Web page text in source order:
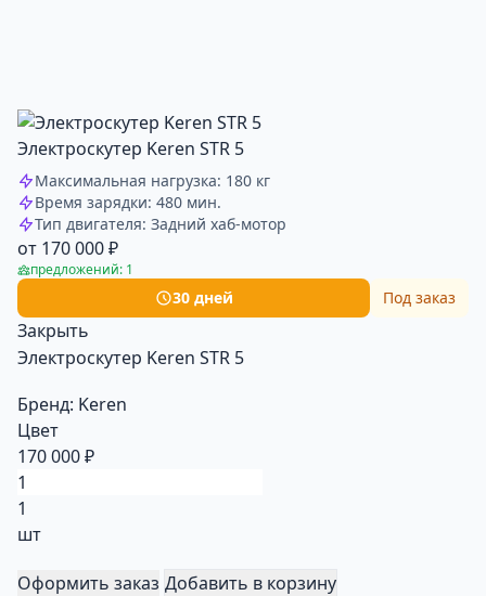
Электроскутер Keren STR 5
Максимальная нагрузка: 180 кг
Время зарядки: 480 мин.
Тип двигателя: Задний хаб-мотор
от 170 000 ₽
предложений: 1
30 дней Под заказ
Закрыть
Электроскутер Keren STR 5
Бренд: Keren
Цвет
170 000 ₽
1
шт
Оформить заказ Добавить в корзину